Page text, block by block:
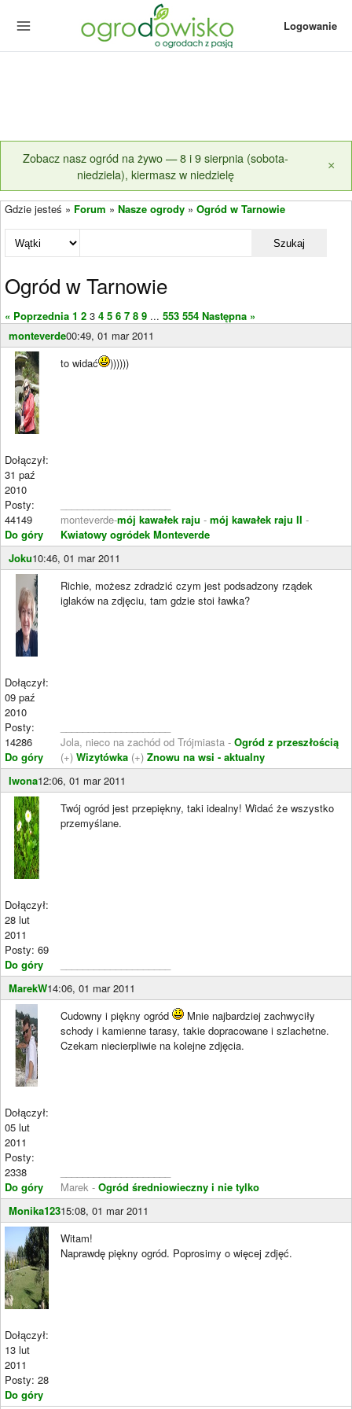
Logowanie
Zobacz nasz ogród na żywo — 8 i 9 sierpnia (sobota-
niedziela), kiermasz w niedzielę
×
Gdzie jesteś » Forum » Nasze ogrody » Ogród w Tarnowie
Szukaj
Ogród w Tarnowie
« Poprzednia 1 2 3 4 5 6 7 8 9 ... 553 554 Następna »
monteverde00:49, 01 mar 2011
Dołączył:
31 paź
2010
Posty:
44149
Do góry
to widać ))))))
monteverde-mój kawałek raju - mój kawałek raju II -
Kwiatowy ogródek Monteverde
Joku10:46, 01 mar 2011
Dołączył:
09 paź
2010
Posty:
14286
Do góry
Richie, możesz zdradzić czym jest podsadzony rządek
iglaków na zdjęciu, tam gdzie stoi ławka?
Jola, nieco na zachód od Trójmiasta - Ogród z przeszłością
(+) Wizytówka (+) Znowu na wsi - aktualny
Iwona12:06, 01 mar 2011
Dołączył:
28 lut
2011
Posty: 69
Do góry
Twój ogród jest przepiękny, taki idealny! Widać że wszystko
przemyślane.
MarekW14:06, 01 mar 2011
Dołączył:
05 lut
2011
Posty:
2338
Do góry
Cudowny i piękny ogród
Mnie najbardziej zachwyciły
schody i kamienne tarasy, takie dopracowane i szlachetne.
Czekam niecierpliwie na kolejne zdjęcia.
Marek - Ogród średniowieczny i nie tylko
Monika12315:08, 01 mar 2011
Dołączył:
13 lut
2011
Posty: 28
Do góry
Witam!
Naprawdę piękny ogród. Poprosimy o więcej zdjęć.